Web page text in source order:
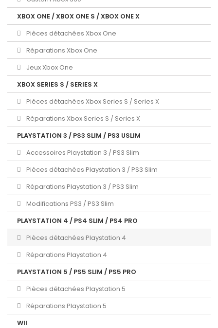
XBOX ONE / XBOX ONE S / XBOX ONE X
Pièces détachées Xbox One
Réparations Xbox One
Jeux Xbox One
XBOX SERIES S / SERIES X
Pièces détachées Xbox Series S / Series X
Réparations Xbox Series S / Series X
PLAYSTATION 3 / PS3 SLIM / PS3 USLIM
Accessoires Playstation 3 / PS3 Slim
Pièces détachées Playstation 3 / PS3 Slim
Réparations Playstation 3 / PS3 Slim
Modifications PS3 / PS3 Slim
PLAYSTATION 4 / PS4 SLIM / PS4 PRO
Pièces détachées Playstation 4
Réparations Playstation 4
PLAYSTATION 5 / PS5 SLIM / PS5 PRO
Pièces détachées Playstation 5
Réparations Playstation 5
WII